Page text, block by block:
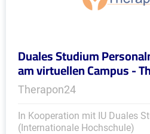
Duales Studium
am virtuellen Campus -
Therapon24
In Kooperation mit IU Duales
(Internationale Hochschule)